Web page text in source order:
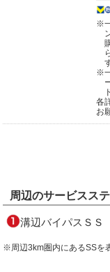
※
※
各
お
周辺のサービスス
溝辺バイパスＳＳ
※周辺3km圏内にあるSSを